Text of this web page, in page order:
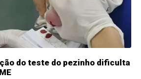
do teste do pezinho dificulta